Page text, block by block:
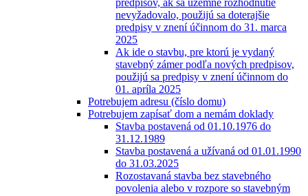
predpisov, ak sa územné rozhodnutie
nevyžadovalo, použijú sa doterajšie
predpisy v znení účinnom do 31. marca
2025
Ak ide o stavbu, pre ktorú je vydaný
stavebný zámer podľa nových predpisov,
použijú sa predpisy v znení účinnom do
01. apríla 2025
Potrebujem adresu (číslo domu)
Potrebujem zapísať dom a nemám doklady
Stavba postavená od 01.10.1976 do
31.12.1989
Stavba postavená a užívaná od 01.01.1990
do 31.03.2025
Rozostavaná stavba bez stavebného
povolenia alebo v rozpore so stavebným